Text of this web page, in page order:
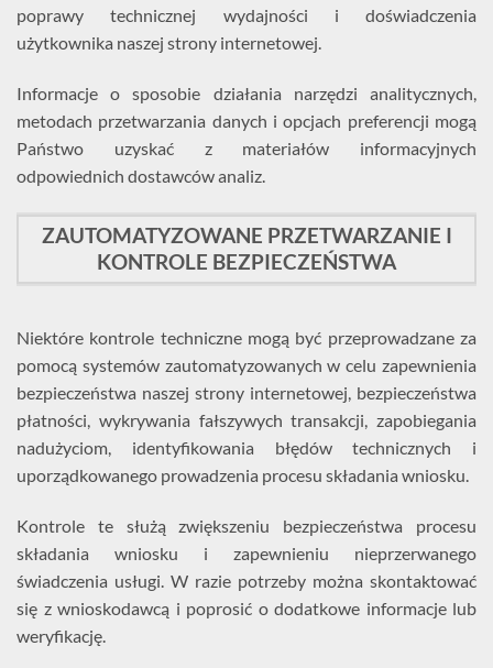
poprawy technicznej wydajności i doświadczenia
użytkownika naszej strony internetowej.
Informacje o sposobie działania narzędzi analitycznych,
metodach przetwarzania danych i opcjach preferencji mogą
Państwo uzyskać z materiałów informacyjnych
odpowiednich dostawców analiz.
ZAUTOMATYZOWANE PRZETWARZANIE I
KONTROLE BEZPIECZEŃSTWA
Niektóre kontrole techniczne mogą być przeprowadzane za
pomocą systemów zautomatyzowanych w celu zapewnienia
bezpieczeństwa naszej strony internetowej, bezpieczeństwa
płatności, wykrywania fałszywych transakcji, zapobiegania
nadużyciom, identyfikowania błędów technicznych i
uporządkowanego prowadzenia procesu składania wniosku.
Kontrole te służą zwiększeniu bezpieczeństwa procesu
składania wniosku i zapewnieniu nieprzerwanego
świadczenia usługi. W razie potrzeby można skontaktować
się z wnioskodawcą i poprosić o dodatkowe informacje lub
weryfikację.